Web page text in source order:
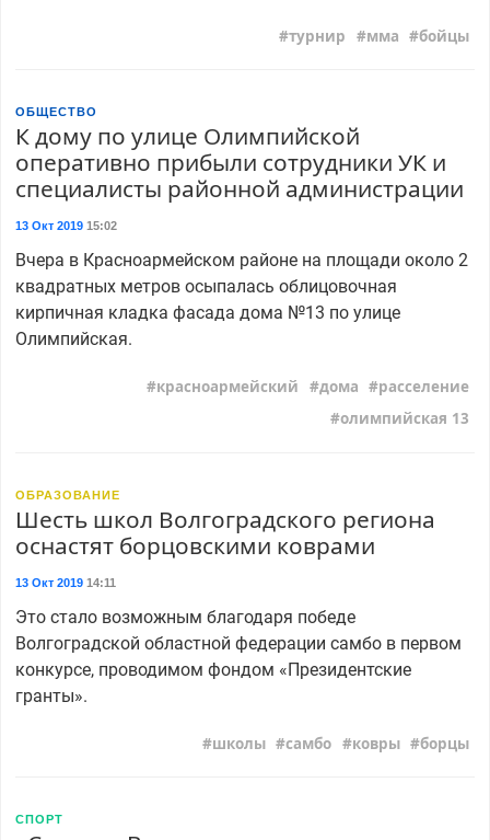
турнир мма бойцы
ОБЩЕСТВО
К дому по улице Олимпийской
оперативно прибыли сотрудники УК и
специалисты районной администрации
13 Окт 201915:02
Вчера в Красноармейском районе на площади около 2
квадратных метров осыпалась облицовочная
кирпичная кладка фасада дома №13 по улице
Олимпийская.
красноармейский дома
расселение
олимпийская 13
ОБРАЗОВАНИЕ
Шесть школ Волгоградского региона
оснастят борцовскими коврами
13 Окт 201914:11
Это стало возможным благодаря победе
Волгоградской областной федерации самбо в первом
конкурсе, проводимом фондом «Президентские
гранты».
школы самбо ковры борцы
СПОРТ